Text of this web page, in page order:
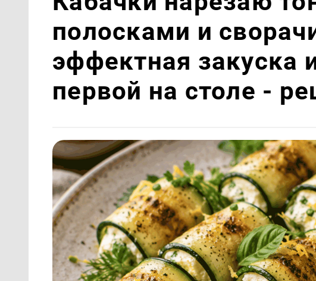
полосками и
эффектная закуска
первой на столе -